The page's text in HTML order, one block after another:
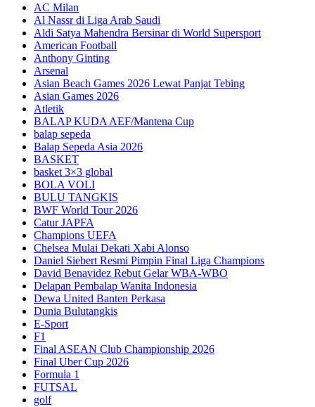
AC Milan
Al Nassr di Liga Arab Saudi
Aldi Satya Mahendra Bersinar di World Supersport
American Football
Anthony Ginting
Arsenal
Asian Beach Games 2026 Lewat Panjat Tebing
Asian Games 2026
Atletik
BALAP KUDA AEF/Mantena Cup
balap sepeda
Balap Sepeda Asia 2026
BASKET
basket 3×3 global
BOLA VOLI
BULU TANGKIS
BWF World Tour 2026
Catur JAPFA
Champions UEFA
Chelsea Mulai Dekati Xabi Alonso
Daniel Siebert Resmi Pimpin Final Liga Champions
David Benavidez Rebut Gelar WBA-WBO
Delapan Pembalap Wanita Indonesia
Dewa United Banten Perkasa
Dunia Bulutangkis
E-Sport
F1
Final ASEAN Club Championship 2026
Final Uber Cup 2026
Formula 1
FUTSAL
golf